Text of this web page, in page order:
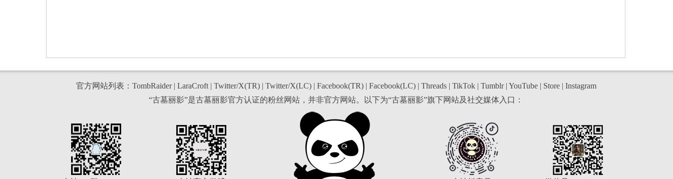
官方网站列表： TombRaider| LaraCroft| Twitter/X(TR)| Twitter/X(LC)| Facebook(TR)| Facebook(LC)| Threads| TikTok| Tumblr| YouTube| Store| Instagram
“古墓丽影”是古墓丽影官方认证的粉丝网站，并非官方网站。以下为“古墓丽影”旗下网站及社交媒体入口：